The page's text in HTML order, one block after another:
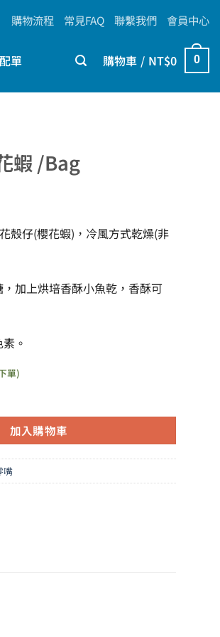
購物流程 常見FAQ 聯繫我們 會員中心
單 購物車 / NT$0 0
蝦 /Bag
殼仔(櫻花蝦)，冷風方式乾燥(非
加上烘培香酥小魚乾，香酥可
。
單)
加入購物車
嘴